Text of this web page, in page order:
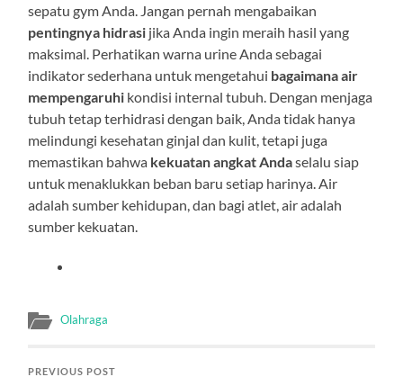
sepatu gym Anda. Jangan pernah mengabaikan
pentingnya hidrasi jika Anda ingin meraih hasil yang
maksimal. Perhatikan warna urine Anda sebagai
indikator sederhana untuk mengetahui bagaimana air
mempengaruhi kondisi internal tubuh. Dengan menjaga
tubuh tetap terhidrasi dengan baik, Anda tidak hanya
melindungi kesehatan ginjal dan kulit, tetapi juga
memastikan bahwa kekuatan angkat Andaselalu siap
untuk menaklukkan beban baru setiap harinya. Air
adalah sumber kehidupan, dan bagi atlet, air adalah
sumber kekuatan.
Olahraga
PREVIOUS POST